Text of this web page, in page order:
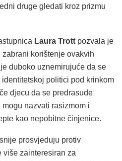
druge gledati kroz prizmu
Laura Trott pozvala je
korištenje ovakvih
duboko uznemirujuće da se
politici pod krinkom
djecu da se predrasude
nazvati rasizmom i
kao nepobitne činjenice.
prosvjeduju protiv
više zainteresiran za